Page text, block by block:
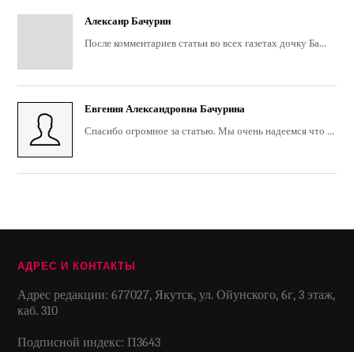
Алексанр Бачурин
После комментариев статьи во всех газетах дочку Ба...
Евгения Александровна Бачурина
Спасибо огромное за статью. Мы очень надеемся что ...
АДРЕС И КОНТАКТЫ
Адрес редакции: 677027, Якутск, ул. Ойунского, 6г, 3 этаж,
каб. 310
Подписной индекс: П3643